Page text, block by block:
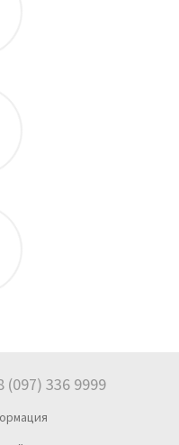
(097) 336 9999